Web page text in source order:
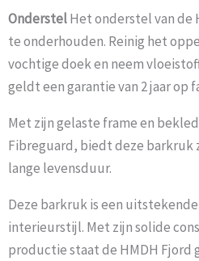
OnderstelHet onderstel van de
te onderhouden. Reinig het
vochtige doek en neem
geldt een garantie van 2 jaar op
Met zijn gelaste frame en
Fibreguard, biedt deze barkruk
lange levensduur.
Deze barkruk is een
interieurstijl. Met zijn solide
productie staat de HMDH Fjord